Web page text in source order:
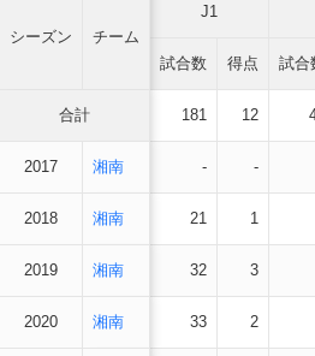
シーズン チーム
J1
試合数 得点 試合
合計 181 12
2017 湘南 - -
2018 湘南 21 1
2019 湘南 32 3
2020 湘南 33 2